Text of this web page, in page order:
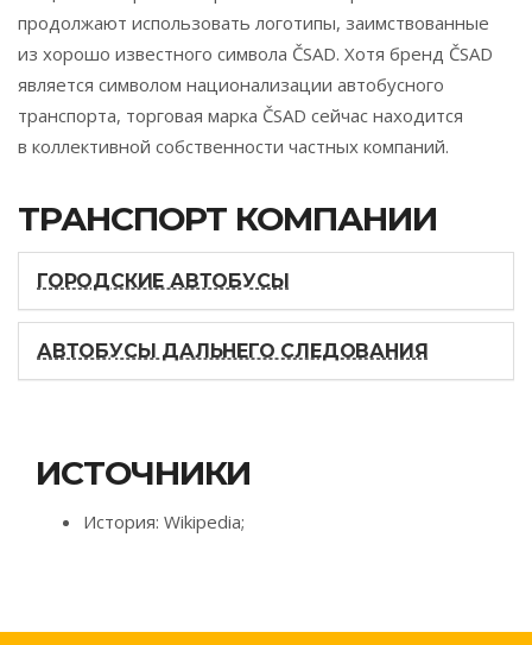
продолжают использовать логотипы, заимствованные
из хорошо известного символа ČSAD. Хотя бренд ČSAD
является символом национализации автобусного
транспорта, торговая марка ČSAD сейчас находится
в коллективной собственности частных компаний.
ТРАНСПОРТ КОМПАНИИ
ГОРОДСКИЕ АВТОБУСЫ
АВТОБУСЫ ДАЛЬНЕГО СЛЕДОВАНИЯ
ИСТОЧНИКИ
История: Wikipedia;